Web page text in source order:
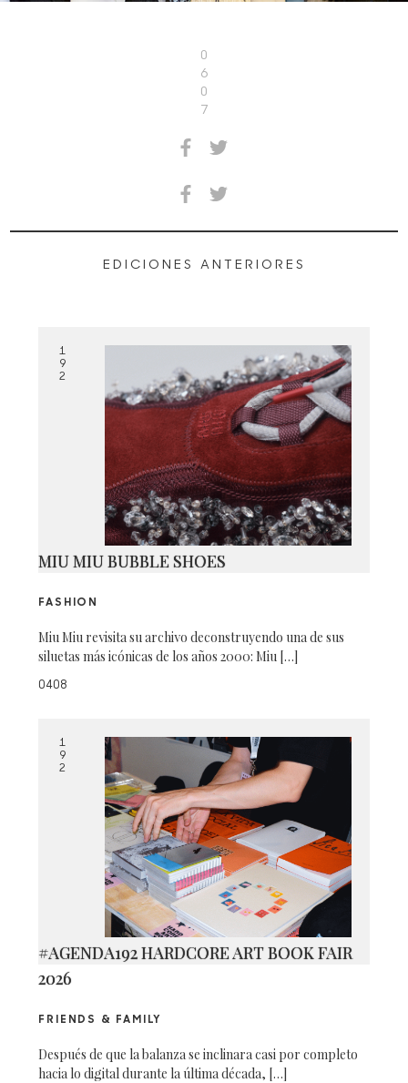
0
6
0
7
EDICIONES ANTERIORES
1
9
2
MIU MIU BUBBLE SHOES
FASHION
Miu Miu revisita su archivo deconstruyendo una de sus
siluetas más icónicas de los años 2000: Miu […]
0408
1
9
2
#AGENDA192 HARDCORE ART BOOK FAIR
2026
FRIENDS & FAMILY
Después de que la balanza se inclinara casi por completo
hacia lo digital durante la última década, […]